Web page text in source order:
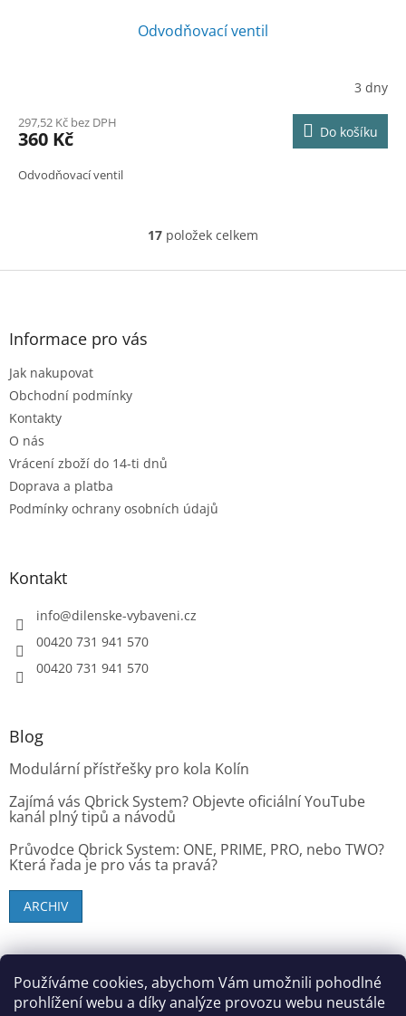
Používáme cookies, abychom Vám umožnili pohodlné
prohlížení webu a díky analýze provozu webu neustále
Odvodňovací ventil
3 dny
297,52 Kč bez DPH
360 Kč Do košíku
Odvodňovací ventil
O
l
p
i
17 položek celkem
Z
Informace pro vás
Jak nakupovat
Obchodní podmínky
Kontakty
O nás
Vrácení zboží do 14-ti dnů
Doprava a platba
Podmínky ochrany osobních údajů
Kontakt
info@dilenske-vybaveni.cz
00420 731 941 570
00420 731 941 570
Blog
Modulární přístřešky pro kola Kolín
Zajímá vás Qbrick System? Objevte oficiální YouTube
kanál plný tipů a návodů
Průvodce Qbrick System: ONE, PRIME, PRO, nebo TWO?
Která řada je pro vás ta pravá?
ARCHIV